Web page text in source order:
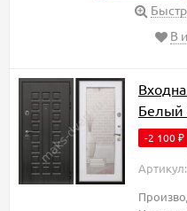
В
Белый
-2 100 ₽